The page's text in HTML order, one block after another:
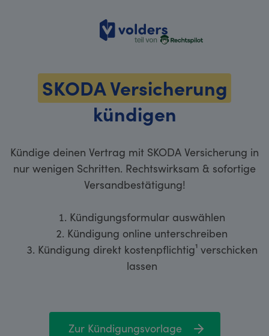
volders
SKODA Versicherung
kündigen
Kündige deinen Vertrag mit SKODA Versicherung in
nur wenigen Schritten. Rechtswirksam & sofortige
Versandbestätigung!
Kündigungsformular auswählen
Kündigung online unterschreiben
Kündigung direkt kostenpflichtig¹ verschicken
lassen
Zur Kündigungsvorlage